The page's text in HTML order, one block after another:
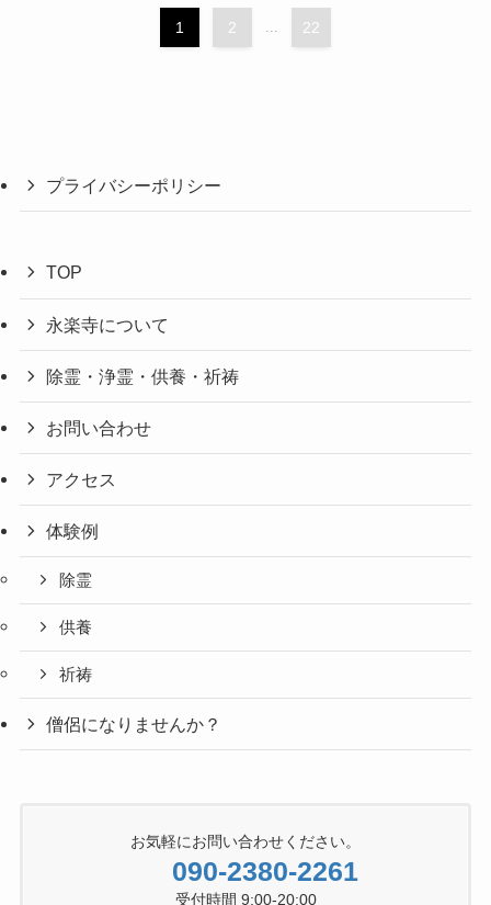
1 2 ... 22
プライバシーポリシー
TOP
永楽寺について
除霊・浄霊・供養・祈祷
お問い合わせ
アクセス
体験例
除霊
供養
祈祷
僧侶になりませんか？
お気軽にお問い合わせください。
090-2380-2261
受付時間 9:00-20:00